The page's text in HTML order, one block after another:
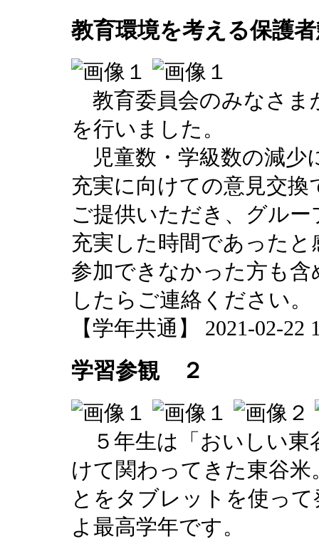
教育環境を考える保護
教育委員会のみなさま
を行いました。
児童数・学級数の減少
充実に向けての意見交
ご提供いただき、グル
充実した時間であった
参加できなかった方も
したらご連絡ください。
【学年共通】 2021-02-22
学習参観 ２
５年生は「おいしい東
けて関わってきた東谷
とをタブレットを使っ
よ最高学年です。